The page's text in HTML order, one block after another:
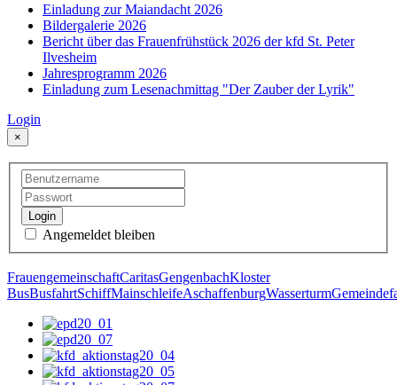
Einladung zur Maiandacht 2026
Bildergalerie 2026
Bericht über das Frauenfrühstück 2026 der kfd St. Peter
Ilvesheim
Jahresprogramm 2026
Einladung zum Lesenachmittag "Der Zauber der Lyrik"
Login
×
Login
Angemeldet bleiben
FrauengemeinschaftCaritasGengenbachKloster
BusBusfahrtSchiffMainschleifeAschaffenburgWasserturm